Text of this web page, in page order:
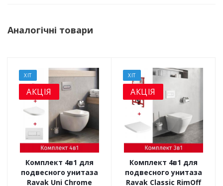
Аналогічні товари
ХІТ
АКЦІЯ
Комплект 4в1 для
подвесного унитаза
Ravak Uni Chrome
ХІТ
АКЦІЯ
Комплект 4в1 для
подвесного унитаза
Ravak Classic RimOff